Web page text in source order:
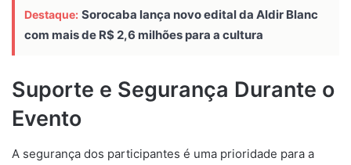
Destaque: Sorocaba lança novo edital da Aldir Blanc
com mais de R$ 2,6 milhões para a cultura
Suporte e Segurança Durante o
Evento
A segurança dos participantes é uma prioridade para a